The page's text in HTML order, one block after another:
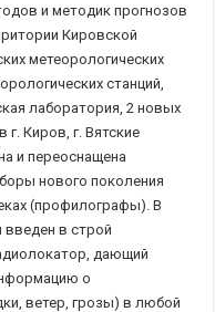
и методик прогнозов
Кировской
метеорологических
станций,
лаборатория, 2 новых
г. Киров, г. Вятские
и переоснащена
нового поколения
(профилографы). В
введен в строй
дающий
о
ветер, грозы) в любой